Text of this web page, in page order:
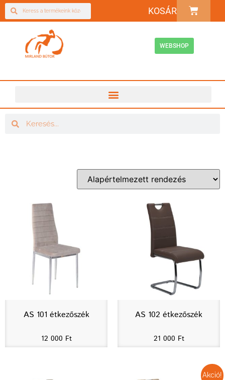
KOSÁR
WEBSHOP
AS 101 étkezőszék
12 000 Ft
AS 102 étkezőszék
21 000 Ft
Akció!